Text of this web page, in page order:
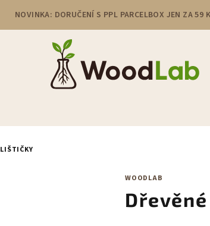
NOVINKA: DORUČENÍ S PPL PARCELBOX JEN ZA 59
WOODLAB